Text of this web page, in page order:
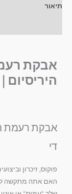
תיאור
אבקת
היריסיום | nutri D – נוטרי די
די
פוקוס, זיכרון
האם אתה מתקשה